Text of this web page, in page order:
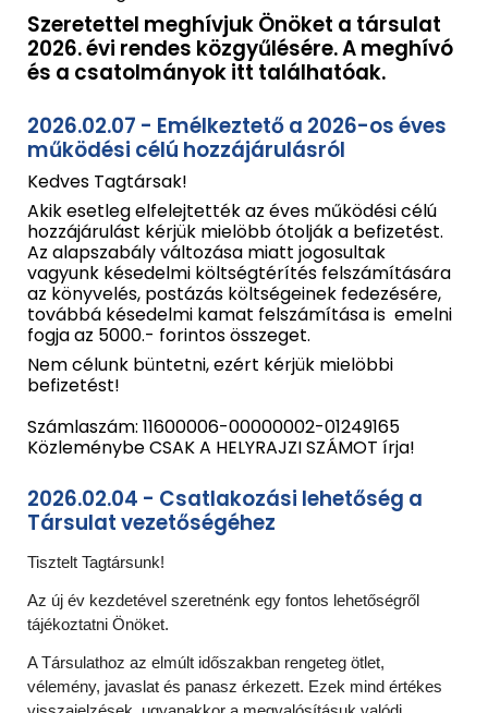
Szeretettel meghívjuk Önöket a társulat
2026. évi rendes közgyűlésére. A meghívó
és a csatolmányok itt találhatóak.
2026.02.07 - Emélkeztető a 2026-os éves
működési célú hozzájárulásról
Kedves Tagtársak!
Akik esetleg elfelejtették az éves működési célú
hozzájárulást kérjük mielöbb ótolják a befizetést.
Az alapszabály változása miatt jogosultak
vagyunk késedelmi költségtérítés felszámítására
az könyvelés, postázás költségeinek fedezésére,
továbbá késedelmi kamat felszámítása is emelni
fogja az 5000.- forintos összeget.
Nem célunk büntetni, ezért kérjük mielöbbi
befizetést!
Számlaszám: 11600006-00000002-01249165
Közleménybe CSAK A HELYRAJZI SZÁMOT írja!
2026.02.04 - Csatlakozási lehetőség a
Társulat vezetőségéhez
Tisztelt Tagtársunk!
Az új év kezdetével szeretnénk egy fontos lehetőségről
tájékoztatni Önöket.
A Társulathoz az elmúlt időszakban rengeteg ötlet,
vélemény, javaslat és panasz érkezett. Ezek mind értékes